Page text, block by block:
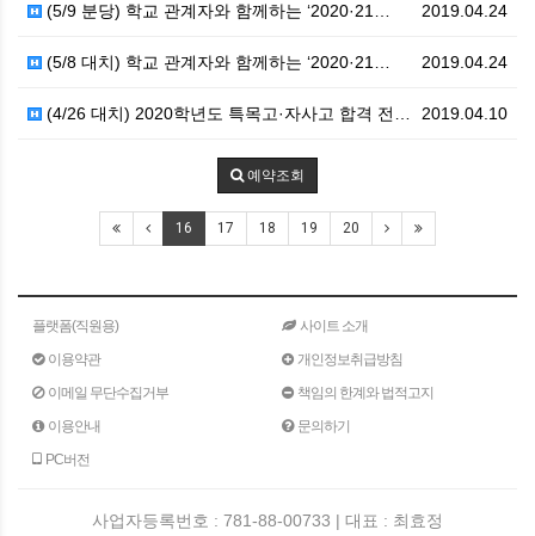
2019.04.24
(5/9 분당) 학교 관계자와 함께하는 ‘2020·21…
2019.04.24
(5/8 대치) 학교 관계자와 함께하는 ‘2020·21…
2019.04.10
(4/26 대치) 2020학년도 특목고·자사고 합격 전…
예약조회
16 17 18 19 20
플랫폼(직원용)
사이트 소개
이용약관
개인정보취급방침
이메일 무단수집거부
책임의 한계와 법적고지
이용안내
문의하기
PC버전
사업자등록번호 : 781-88-00733 | 대표 : 최효정